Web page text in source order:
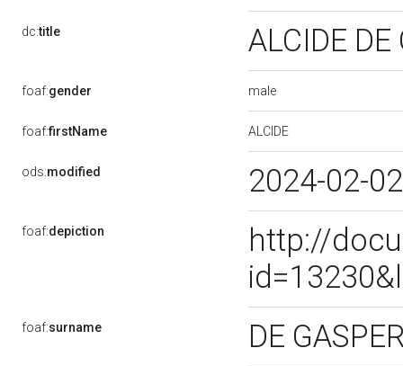
dc:title ALCIDE
foaf:gender male
foaf:firstName ALCIDE
ods:modified 2024-02-
foaf:depiction
http://
foaf:surname DE